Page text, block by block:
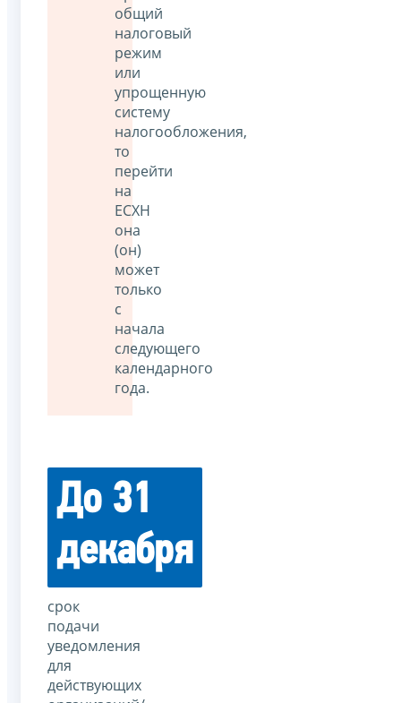
общий
налоговый
режим
или
упрощенную
систему
налогообложения,
то
перейти
на
ЕСХН
она
(он)
может
только
с
начала
следующего
календарного
года.
До 31
декабря
срок
подачи
уведомления
для
действующих